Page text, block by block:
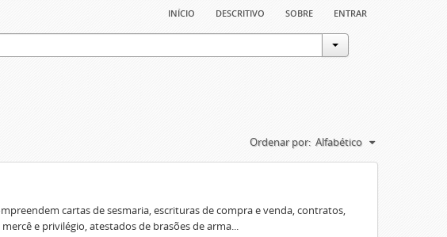
início descritivo sobre entrar
Ordenar por: Alfabético
cartas de sesmaria, escrituras de compra e venda, contratos,
e privilégio, atestados de brasões de arma...